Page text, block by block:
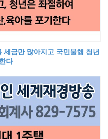
금만 많아지고 국민불행 청년
다